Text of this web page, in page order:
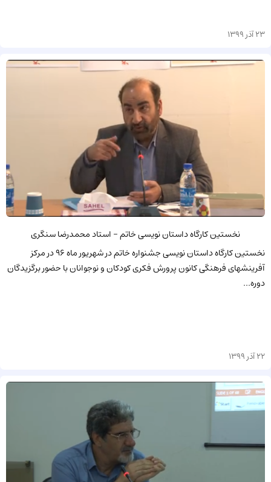
23 آذر 1399
نخستین کارگاه داستان نویسی خاتم - استاد محمدرضا سنگری
نخستین کارگاه داستان نویسی جشنواره خاتم در شهریور ماه 96 در مرکز
آفرینشهای فرهنگی کانون پرورش فکری کودکان و نوجوانان با حضور برگزیدگان
دوره...
22 آذر 1399